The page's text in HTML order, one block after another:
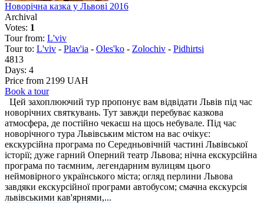
Новорічна казка у Львові 2016
Archival
Votes: 1
Tour from: L'viv
Tour to: L'viv - Plav'ia - Oles'ko - Zolochiv - Pidhirtsi
4813
Days: 4
Price from 2199 UAH
Book a tour
Цей захоплюючий тур пропонує вам відвідати Львів під час
новорічних святкувань. Тут завжди перебуває казкова
атмосфера, де постійно чекаєш на щось небувале. Під час
новорічного тура Львівським містом на вас очікує:
екскурсійна програма по Середньовічній частині Львівської
історії; дуже гарний Оперний театр Львова; нічна екскурсійна
програма по таємним, легендарним вулицям цього
неймовірного українського міста; огляд перлини Львова
завдяки екскурсійної програми автобусом; смачна екскурсія
львівськими кав'ярнями,...